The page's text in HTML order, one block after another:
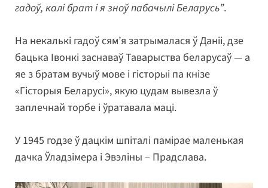
гадоў, калі брат і я зноў пабачылі Беларусь”.
На некалькі гадоў сям’я затрымалася ў Даніі, дзе
бацька Івонкі заснаваў Таварыства беларусаў — а
яе з братам вучыў мове і гісторыі па кнізе
«Гісторыя Беларусі», якую цудам вывезла ў
заплечнай торбе і ўратавала маці.
У 1945 годзе ў дацкім шпіталі памірае маленькая
дачка Ўладзімера і Эвэліны – Прадслава.